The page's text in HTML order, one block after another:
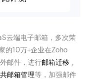
云端电子邮箱，多次荣
的10万+企业在Zoho
邮件，进行邮箱迁移 ，
邮箱管理等，加强邮件